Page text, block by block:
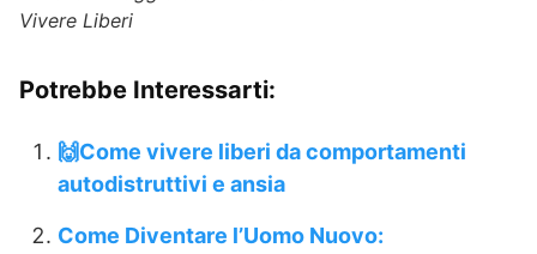
Vivere Liberi
Potrebbe Interessarti:
🙌Come vivere liberi da comportamenti
autodistruttivi e ansia
Come Diventare l’Uomo Nuovo: